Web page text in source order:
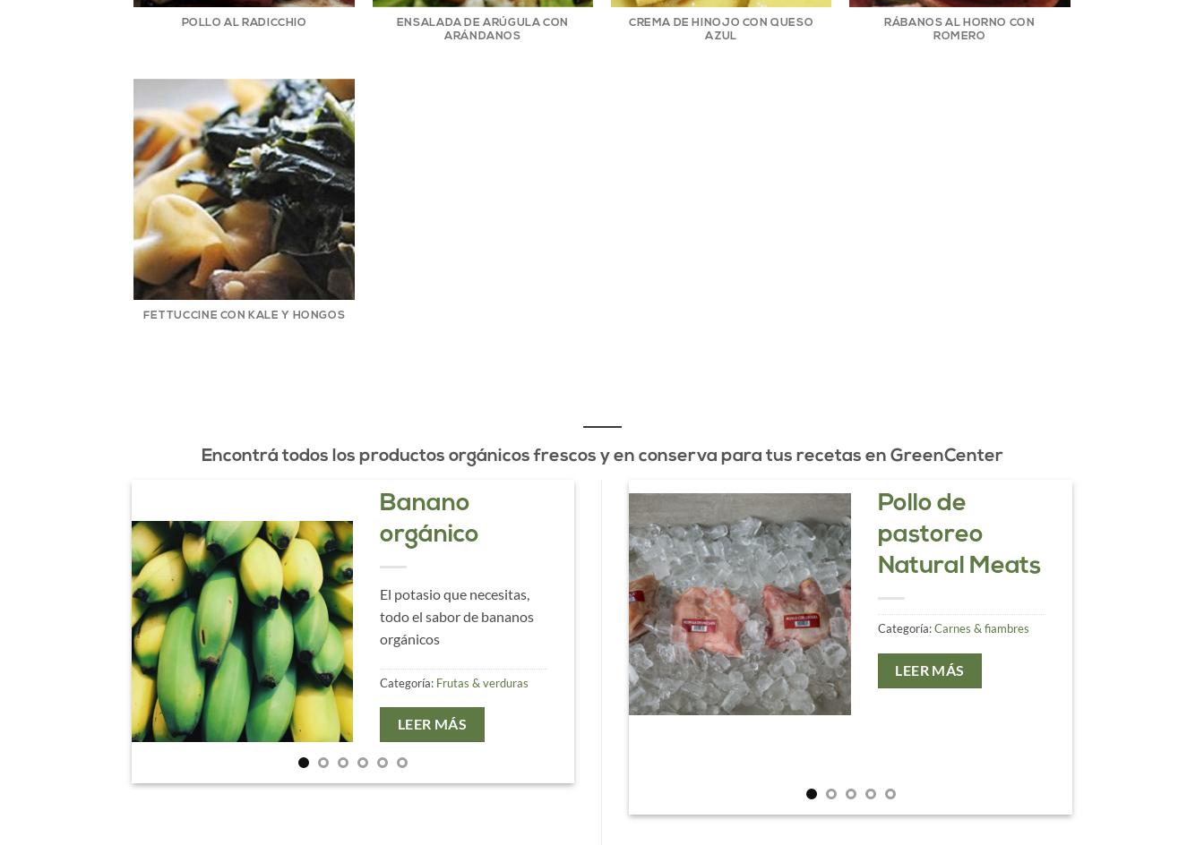
POLLO AL RADICCHIO
ENSALADA DE ARÚGULA CON
ARÁNDANOS
CREMA DE HINOJO CON QUESO
AZUL
RÁBANOS AL HORNO CON
ROMERO
FETTUCCINE CON KALE Y HONGOS
Encontrá todos los productos orgánicos frescos y en conserva para tus recetas en GreenCenter
Banano
orgánico
El potasio que necesitas,
todo el sabor de bananos
orgánicos
Categoría: Frutas & verduras
LEER MÁS
Kale fresco
orgánico
No encontrarás kale más
fresco o mayor variedad
orgánico certificado
Categoría:
Pollo de
pastoreo
Natural Meats
Categoría:Carnes & fiambres
LEER MÁS